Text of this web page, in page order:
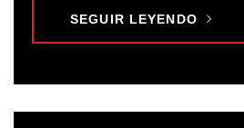
SEGUIR LEYENDO